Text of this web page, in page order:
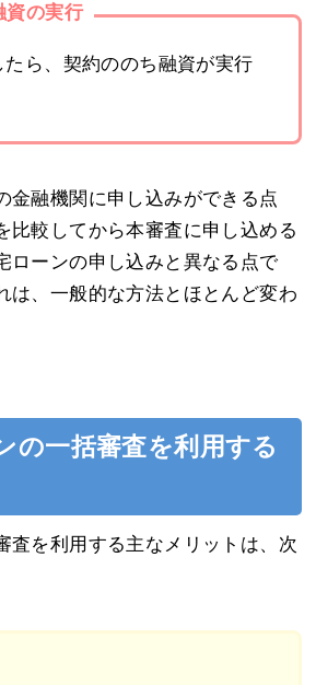
資の実行
ら、契約ののち融資が実行
金融機関に申し込みができる点
比較してから本審査に申し込める
ローンの申し込みと異なる点で
は、一般的な方法とほとんど変わ
の一括審査を利用する
査を利用する主なメリットは、次